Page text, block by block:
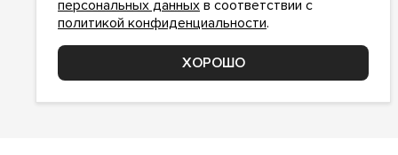
Доставка и оплата
Возврат
персональных данных в соответствии с
политикой конфиденциальности.
ХОРОШО